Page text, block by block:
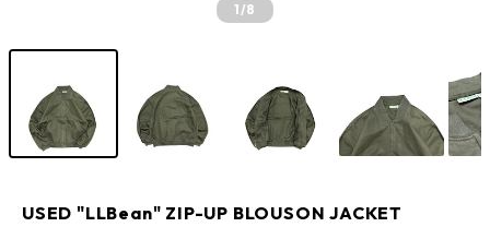
1/8
USED "LLBean" ZIP-UP BLOUSON JACKET